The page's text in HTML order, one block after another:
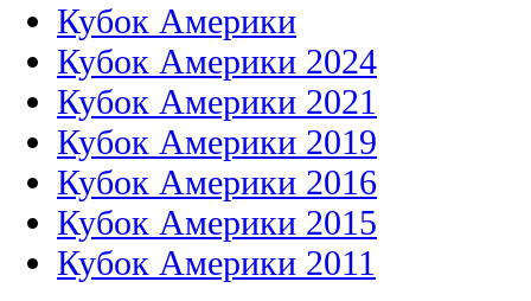
Кубок Америки
Кубок Америки 2024
Кубок Америки 2021
Кубок Америки 2019
Кубок Америки 2016
Кубок Америки 2015
Кубок Америки 2011